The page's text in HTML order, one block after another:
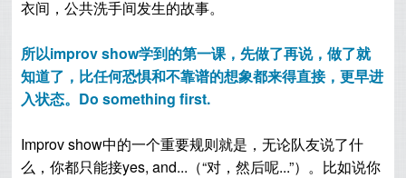
衣间，公共洗手间发生的故事。
所以improv show学到的第一课，先做了再说，做了就
知道了，比任何恐惧和不靠谱的想象都来得直接，更早进
入状态。Do something first.
Improv show中的一个重要规则就是，无论队友说了什
么，你都只能接yes, and...（“对，然后呢...”）。比如说你